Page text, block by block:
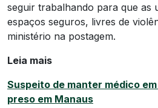
seguir trabalhando para que as
espaços seguros, livres de
ministério na postagem.
Leia mais
Suspeito de manter médico
preso em Manaus